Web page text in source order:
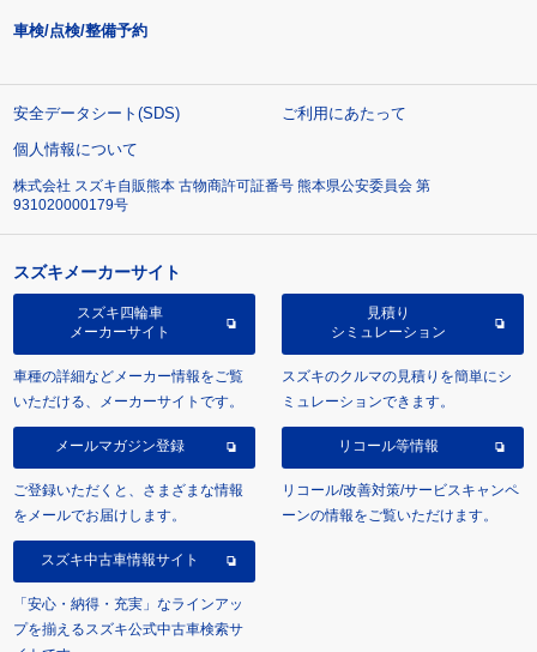
車検/点検/整備予約
安全データシート(SDS)
ご利用にあたって
個人情報について
株式会社 スズキ自販熊本 古物商許可証番号 熊本県公安委員会 第
931020000179号
スズキメーカーサイト
スズキ四輪車
メーカーサイト
車種の詳細などメーカー情報をご覧
いただける、メーカーサイトです。
見積り
シミュレーション
スズキのクルマの見積りを簡単にシ
ミュレーションできます。
メールマガジン登録
ご登録いただくと、さまざまな情報
をメールでお届けします。
リコール等情報
リコール/改善対策/サービスキャンペ
ーンの情報をご覧いただけます。
スズキ中古車情報サイト
「安心・納得・充実」なラインアッ
プを揃えるスズキ公式中古車検索サ